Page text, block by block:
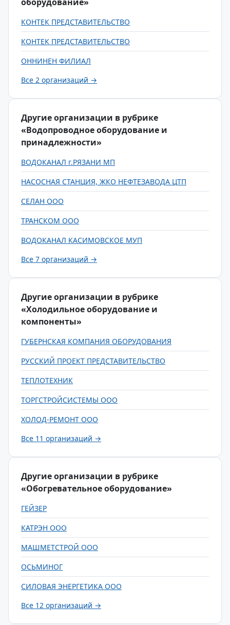
КОНТЕК ПРЕДСТАВИТЕЛЬСТВО
КОНТЕК ПРЕДСТАВИТЕЛЬСТВО
ОННИНЕН ФИЛИАЛ
Все 2 организаций →
Другие организации в рубрике
«Водопроводное оборудование и
принадлежности»
ВОДОКАНАЛ г.РЯЗАНИ МП
НАСОСНАЯ СТАНЦИЯ, ЖКО НЕФТЕЗАВОДА ЦТП
СЕЛАН ООО
ТРАНСКОМ ООО
ВОДОКАНАЛ КАСИМОВСКОЕ МУП
Все 7 организаций →
Другие организации в рубрике
«Холодильное оборудование и
компоненты»
ГУБЕРНСКАЯ КОМПАНИЯ ОБОРУДОВАНИЯ
РУССКИЙ ПРОЕКТ ПРЕДСТАВИТЕЛЬСТВО
ТЕПЛОТЕХНИК
ТОРГСТРОЙСИСТЕМЫ ООО
ХОЛОД-РЕМОНТ ООО
Все 11 организаций →
Другие организации в рубрике
«Обогревательное оборудование»
ГЕЙЗЕР
КАТРЭН ООО
МАШМЕТСТРОЙ ООО
ОСЬМИНОГ
СИЛОВАЯ ЭНЕРГЕТИКА ООО
Все 12 организаций →